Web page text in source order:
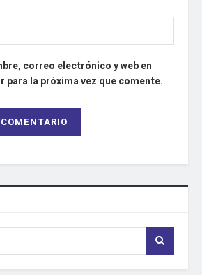
correo electrónico y web en
para la próxima vez que comente.